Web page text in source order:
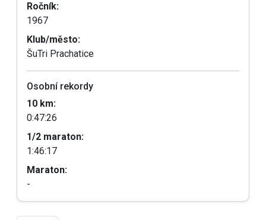
Ročník:
1967
Klub/město:
ŠuTri Prachatice
Osobní rekordy
10 km:
0:47:26
1/2 maraton:
1:46:17
Maraton:
-